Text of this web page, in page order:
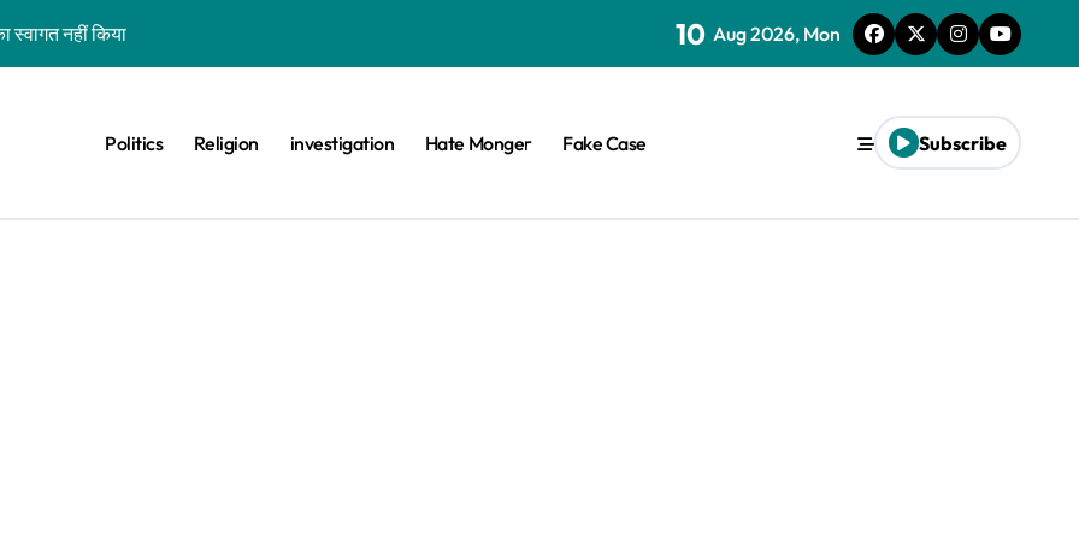
खिलाफ विरोध प्रदर्शन का बताकर वायरल है
10 Aug 2026, Mon
Politics Religion investigation Hate Monger Fake Case Subscribe